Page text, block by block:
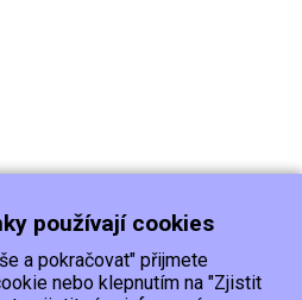
používají cookies
a pokračovat" přijmete
nebo klepnutím na "Zjistit